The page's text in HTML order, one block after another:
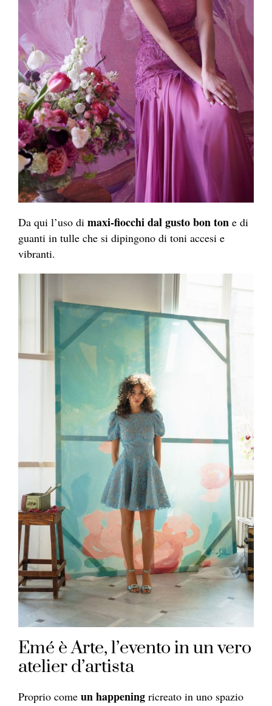
Da qui l’uso di maxi-fiocchi dal gusto bon ton e di
guanti in tulle che si dipingono di toni accesi e
vibranti.
Emé è Arte, l’evento in un vero
atelier d’artista
Proprio come un happening ricreato in uno spazio